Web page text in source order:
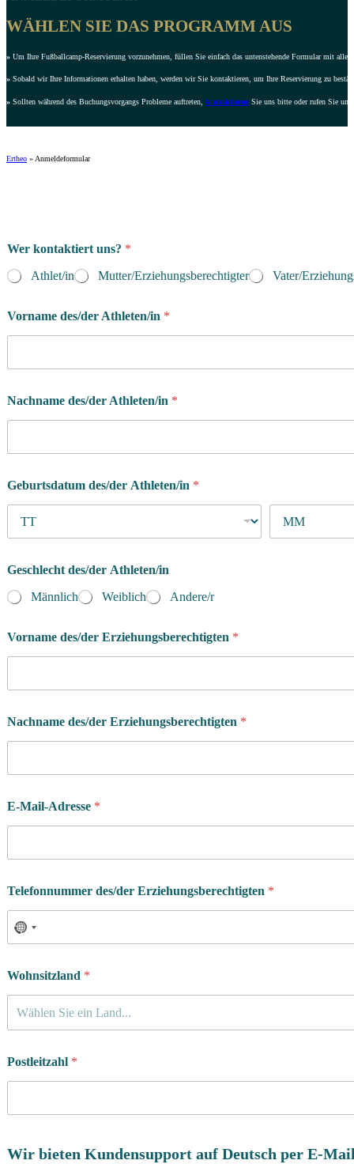
WÄHLEN SIE DAS PROGRAMM AUS
» Um Ihre Fußballcamp-Reservierung vorzunehmen, füllen Sie einfach das untenstehende Formular mit
» Sobald wir Ihre Informationen erhalten haben, werden wir Sie kontaktieren, um Ihre Reservierung zu
» Sollten während des Buchungsvorgangs Probleme auftreten, kontaktieren Sie uns bitte oder rufen Sie
Ertheo » Anmeldeformular
Wer kontaktiert uns? *
Athlet/in
Mutter/Erziehungsberechtigter Vater/
Vorname des/der Athleten/in *
Nachname des/der Athleten/in *
Geburtsdatum des/der Athleten/in *
Geschlecht des/der Athleten/in
Männlich
Weiblich Andere/r
Vorname des/der Erziehungsberechtigten *
Nachname des/der Erziehungsberechtigten *
E-Mail-Adresse *
Telefonnummer des/der Erziehungsberechtigten *
Wohnsitzland *
Wählen Sie ein Land...
Postleitzahl *
Wir bieten Kundensupport auf Deutsch per E-